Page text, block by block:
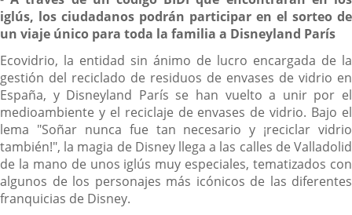
iglús, los ciudadanos podrán participar en el sorteo de
un viaje único para toda la familia a Disneyland París
Ecovidrio, la entidad sin ánimo de lucro encargada de la
gestión del reciclado de residuos de envases de vidrio en
España, y Disneyland París se han vuelto a unir por el
medioambiente y el reciclaje de envases de vidrio. Bajo el
lema "Soñar nunca fue tan necesario y ¡reciclar vidrio
también!", la magia de Disney llega a las calles de Valladolid
de la mano de unos iglús muy especiales, tematizados con
algunos de los personajes más icónicos de las diferentes
franquicias de Disney.